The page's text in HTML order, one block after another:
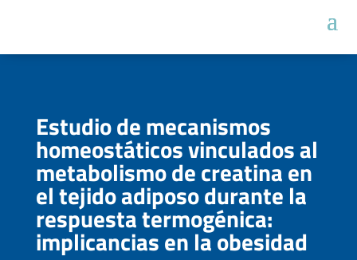
Estudio de mecanismos
homeostáticos vinculados al
metabolismo de creatina en
el tejido adiposo durante la
respuesta termogénica:
implicancias en la obesidad